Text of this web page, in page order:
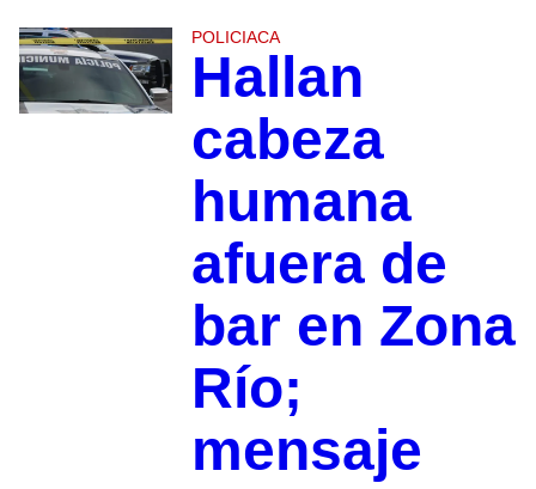
POLICIACA
Hallan
cabeza
humana
afuera de
bar en Zona
Río;
mensaje